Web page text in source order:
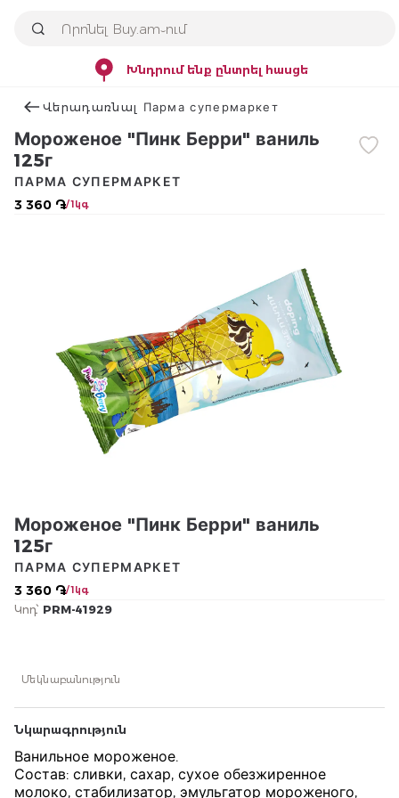
Խնդրում ենք ընտրել հասցե
Վերադառնալ Парма супермаркет
Мороженое "Пинк Берри" ваниль
125г
3 360 ֏/ 1կգ
ПАРМА СУПЕРМАРКЕТ
Мороженое "Пинк Берри" ваниль
125г
3 360 ֏/ 1կգ
ПАРМА СУПЕРМАРКЕТ
Կոդ՝ PRM-41929
Մեկնաբանություն
Նկարագրություն
Ванильное мороженое.
Состав: сливки, сахар, сухое обезжиренное
молоко, стабилизатор, эмульгатор мороженого,